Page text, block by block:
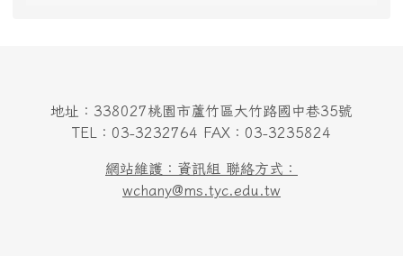
地址：338027桃園市蘆竹區大竹路國中巷35號
TEL：03-3232764 FAX：03-3235824
網站維護：資訊組 聯絡方式：
wchany@ms.tyc.edu.tw